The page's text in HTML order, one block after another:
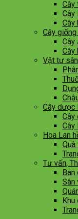
Cây
Cây
Cây
Cây
Cây
Cây
Vật tư
Cây dược
Cây
Cây
Hoa Lan
Quà
Tư vấn,
Ban
Sân